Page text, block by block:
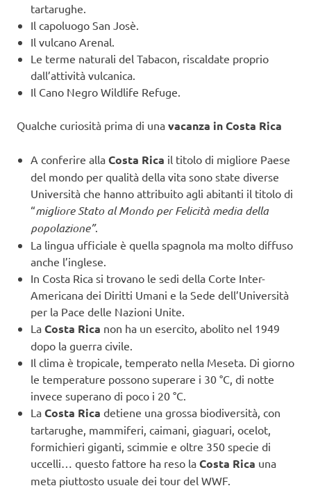
tartarughe.
Il capoluogo San Josè.
Il vulcano Arenal.
Le terme naturali del Tabacon, riscaldate proprio
dall’attività vulcanica.
Il Cano Negro Wildlife Refuge.
Qualche curiosità prima di una vacanza in Costa Rica
A conferire alla Costa Rica il titolo di migliore Paese
del mondo per qualità della vita sono state diverse
Università che hanno attribuito agli abitanti il titolo di
“migliore Stato al Mondo per Felicità media della
popolazione”.
La lingua ufficiale è quella spagnola ma molto diffuso
anche l’inglese.
In Costa Rica si trovano le sedi della Corte Inter-
Americana dei Diritti Umani e la Sede dell’Università
per la Pace delle Nazioni Unite.
La Costa Rica non ha un esercito, abolito nel 1949
dopo la guerra civile.
Il clima è tropicale, temperato nella Meseta. Di giorno
le temperature possono superare i 30 °C, di notte
invece superano di poco i 20 °C.
La Costa Rica detiene una grossa biodiversità, con
tartarughe, mammiferi, caimani, giaguari, ocelot,
formichieri giganti, scimmie e oltre 350 specie di
uccelli… questo fattore ha reso la Costa Rica una
meta piuttosto usuale dei tour del WWF.